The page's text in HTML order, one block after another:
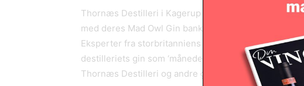
Thornæs Destilleri i Kagerup har gjort det, som nye
med deres Mad Owl Gin banket hul i muren til et
Eksperter fra storbritanniens førende ginklub, Craft
destilleriets gin som ‘månedens gin’. 104.000
Thornæs Destilleri og andre godter.